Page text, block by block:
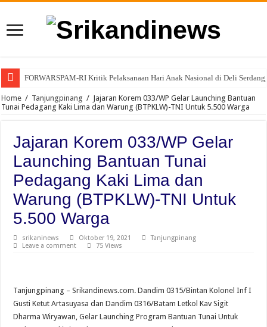
FORWARSPAM-RI Kritik Pelaksanaan Hari Anak Nasional di Deli
Home / Tanjungpinang / Jajaran Korem 033/WP Gelar Launching Bantuan
Tunai Pedagang Kaki Lima dan Warung (BTPKLW)-TNI Untuk 5.500 Warga
Jajaran Korem 033/WP Gelar
Launching Bantuan Tunai
Pedagang Kaki Lima dan
Warung (BTPKLW)-TNI Untuk
5.500 Warga
srikaninews Oktober 19, 2021
Tanjungpinang
Leave a comment
75 Views
Tanjungpinang – Srikandinews.com. Dandim 0315/Bintan Kolonel Inf I
Gusti Ketut Artasuyasa dan Dandim 0316/Batam Letkol Kav Sigit
Dharma Wiryawan, Gelar Launching Program Bantuan Tunai Untuk